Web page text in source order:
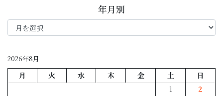
年月別
年
月
2026年8月
月 火 水 木 金 土
日
1
2